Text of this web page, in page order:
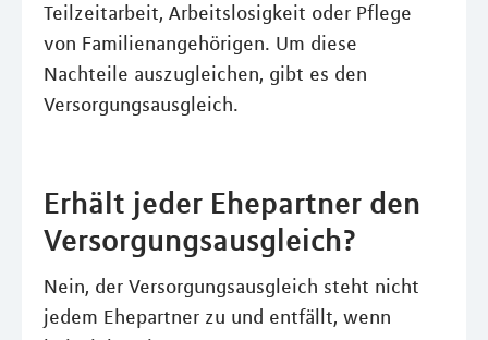
Teilzeitarbeit, Arbeitslosigkeit oder Pflege
von Familienangehörigen. Um diese
Nachteile auszugleichen, gibt es den
Versorgungsausgleich.
Erhält jeder Ehepartner den
Versorgungsausgleich?
Nein, der Versorgungsausgleich steht nicht
jedem Ehepartner zu und entfällt, wenn